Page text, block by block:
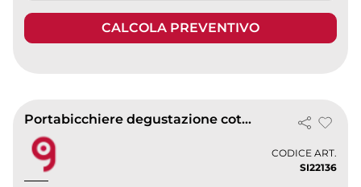
CALCOLA PREVENTIVO
Portabicchiere degustazione cotone riciclato 150g beige
CODICE ART.
SI22136